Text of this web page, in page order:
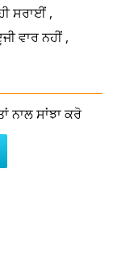
ਸਰਾਈਂ ,
ਵਾਰ ਨਹੀਂ ,
ਨਾਲ ਸਾਂਝਾ ਕਰੋ